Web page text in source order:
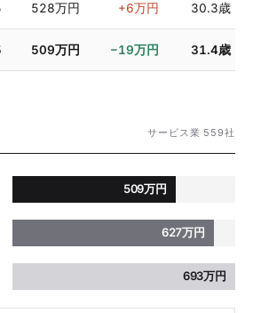
528万円 +6万円 30.3歳
509万円 −19万円 31.4歳
サービス業 559社
509万円
627万円
693万円